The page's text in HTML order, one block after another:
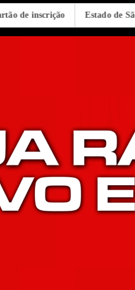
Estado de São Paulo